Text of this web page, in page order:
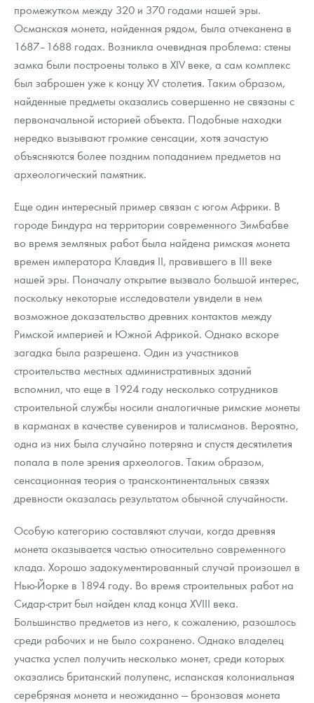
промежутком между 320 и 370 годами нашей эры.
Османская монета, найденная рядом, была отчеканена в
1687–1688 годах. Возникла очевидная проблема: стены
замка были построены только в XIV веке, а сам комплекс
был заброшен уже к концу XV столетия. Таким образом,
найденные предметы оказались совершенно не связаны с
первоначальной историей объекта. Подобные находки
нередко вызывают громкие сенсации, хотя зачастую
объясняются более поздним попаданием предметов на
археологический памятник.
Еще один интересный пример связан с югом Африки. В
городе Биндура на территории современного Зимбабве
во время земляных работ была найдена римская монета
времен императора Клавдия II, правившего в III веке
нашей эры. Поначалу открытие вызвало большой интерес,
поскольку некоторые исследователи увидели в нем
возможное доказательство древних контактов между
Римской империей и Южной Африкой. Однако вскоре
загадка была разрешена. Один из участников
строительства местных административных зданий
вспомнил, что еще в 1924 году несколько сотрудников
строительной службы носили аналогичные римские монеты
в карманах в качестве сувениров и талисманов. Вероятно,
одна из них была случайно потеряна и спустя десятилетия
попала в поле зрения археологов. Таким образом,
сенсационная теория о трансконтинентальных связях
древности оказалась результатом обычной случайности.
Особую категорию составляют случаи, когда древняя
монета оказывается частью относительно современного
клада. Хорошо задокументированный случай произошел в
Нью-Йорке в 1894 году. Во время строительных работ на
Сидар-стрит был найден клад конца XVIII века.
Большинство предметов из него, к сожалению, разошлось
среди рабочих и не было сохранено. Однако владелец
участка успел получить несколько монет, среди которых
оказались британский полупенс, испанская колониальная
серебряная монета и неожиданно — бронзовая монета